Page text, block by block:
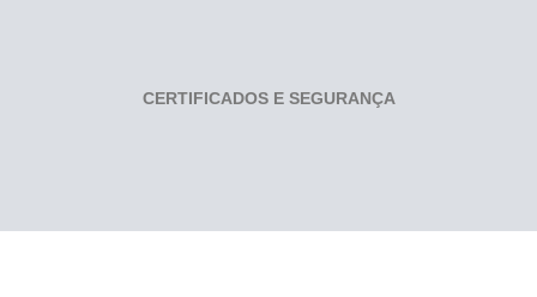
CERTIFICADOS E SEGURANÇA